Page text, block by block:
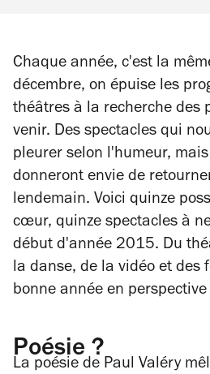
Chaque année, c'est la
décembre, on épuise les
théâtres à la recherche des
venir. Des spectacles qui
pleurer selon l'humeur,
donneront envie de
lendemain. Voici quinze
cœur, quinze spectacles à
début d'année 2015. Du
la danse, de la vidéo et des
bonne année en perspective
Poésie ?
La poésie de Paul Valéry